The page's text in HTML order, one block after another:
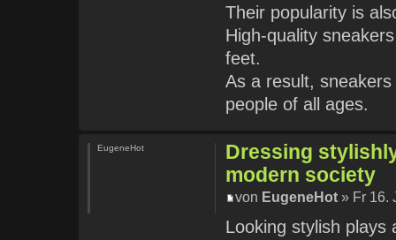
Their popularity is
High-quality
feet.
As a result,
people of all ages.
Dressing
modern society
von EugeneHot » Fr 16.
Looking stylish plays
EugeneHot